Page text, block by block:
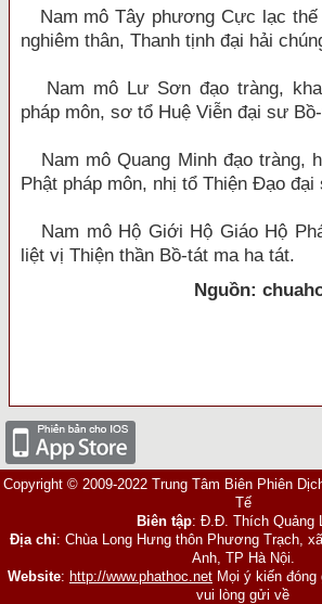
Nam mô Tây phương Cực lạc
nghiêm thân, Thanh tịnh đại hải
Nam mô Lư Sơn đạo tràng,
pháp môn, sơ tổ Huệ Viễn đại sư
Nam mô Quang Minh đạo tràng,
Phật pháp môn, nhị tổ Thiện Đạo đại
Nam mô Hộ Giới Hộ Giáo Hộ
liệt vị Thiện thần Bồ-tát ma ha tát.
Nguồn:
Copyright © 2009-2022 Trung Tâm Biên Phiên
Tế
Biên tập: Đ.Đ. Thích Quảng
Địa chỉ: Chùa Long Hưng thôn Phương Trạch,
Anh, TP Hà Nội.
Website: http://www.phathoc.net Mọi ý kiến
vui lòng gửi về